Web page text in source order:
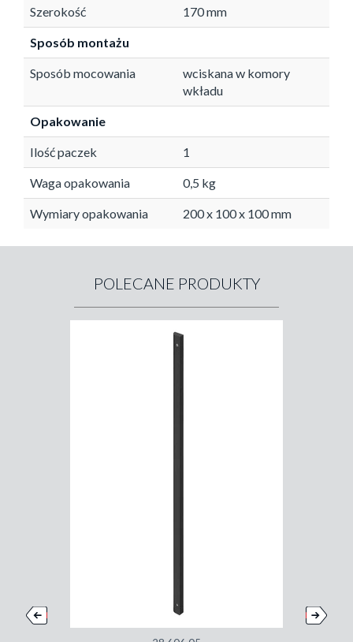
Szerokość 170 mm
Sposób montażu
Sposób mocowania
wciskana w komory
wkładu
Opakowanie
Ilość paczek 1
Waga opakowania 0,5 kg
Wymiary opakowania 200 x 100 x 100 mm
POLECANE PRODUKTY